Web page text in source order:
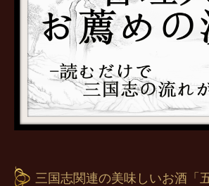
三国志関連の美味しいお酒「